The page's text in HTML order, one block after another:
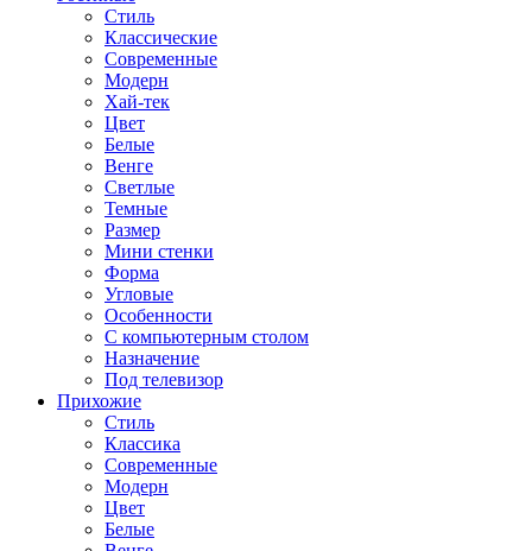
Стиль
Классические
Современные
Модерн
Хай-тек
Цвет
Белые
Венге
Светлые
Темные
Размер
Мини стенки
Форма
Угловые
Особенности
С компьютерным столом
Назначение
Под телевизор
Прихожие
Стиль
Классика
Современные
Модерн
Цвет
Белые